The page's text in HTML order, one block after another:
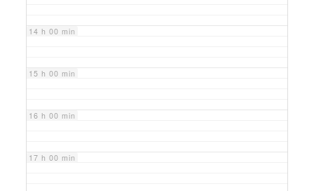
14 h 00 min
15 h 00 min
16 h 00 min
17 h 00 min